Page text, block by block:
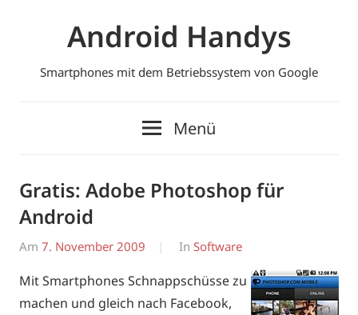
Android Handys
Smartphones mit dem Betriebssystem von Google
Menü
Gratis: Adobe Photoshop für
Android
Am 7. November 2009
Von
In Software
Mit Smartphones Schnappschüsse zu
machen und gleich nach Facebook,